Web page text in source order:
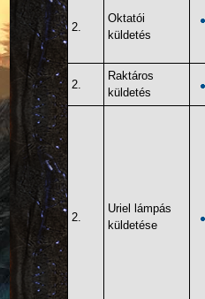
2.
Oktatói
küldetés
2.
Raktáros
küldetés
2.
Uriel lámpás
küldetése